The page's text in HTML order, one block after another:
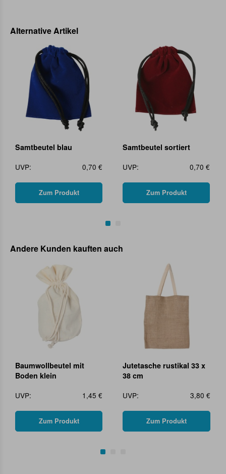
Alternative Artikel
Samtbeutel blau
UVP:
0,70 €
Zum Produkt
Samtbeutel sortiert
UVP:
0,70 €
Zum Produkt
Andere Kunden kauften auch
Baumwollbeutel mit
Boden klein
UVP:
1,45 €
Zum Produkt
Jutetasche rustikal 33 x
38 cm
UVP:
3,80 €
Zum Produkt